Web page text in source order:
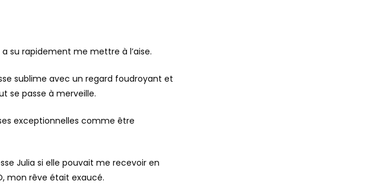
su rapidement me mettre à l’aise.
sublime avec un regard foudroyant et
se passe à merveille.
exceptionnelles comme être
Julia si elle pouvait me recevoir en
mon rêve était exaucé.